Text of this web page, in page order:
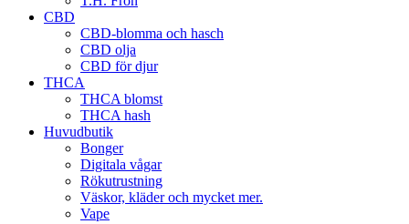
CBD
CBD-blomma och hasch
CBD olja
CBD för djur
THCA
THCA blomst
THCA hash
Huvudbutik
Bonger
Digitala vågar
Rökutrustning
Väskor, kläder och mycket mer.
Vape